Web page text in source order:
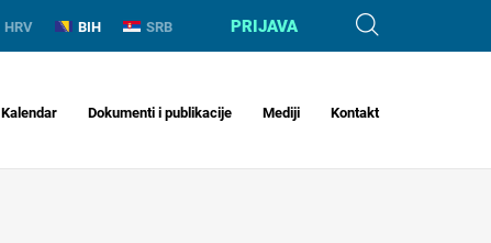
HRV BIH SRB PRIJAVA
Kalendar Dokumenti i publikacije Mediji Kontakt